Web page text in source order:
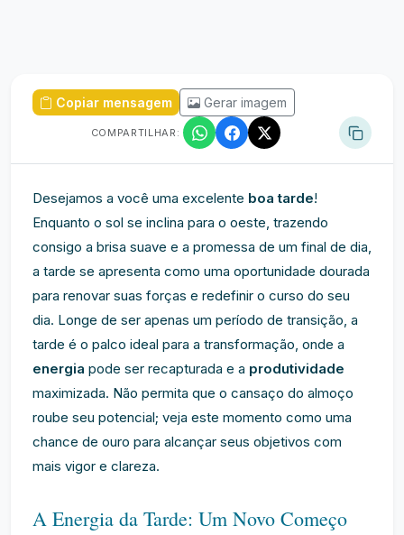
Copiar mensagem Gerar imagem
COMPARTILHAR:
Desejamos a você uma excelente boa tarde!
Enquanto o sol se inclina para o oeste, trazendo
consigo a brisa suave e a promessa de um final de dia,
a tarde se apresenta como uma oportunidade dourada
para renovar suas forças e redefinir o curso do seu
dia. Longe de ser apenas um período de transição, a
tarde é o palco ideal para a transformação, onde a
energia pode ser recapturada e a produtividade
maximizada. Não permita que o cansaço do almoço
roube seu potencial; veja este momento como uma
chance de ouro para alcançar seus objetivos com
mais vigor e clareza.
A Energia da Tarde: Um Novo Começo